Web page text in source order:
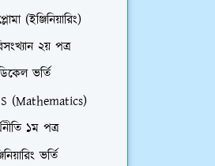
(ইঞ্জিনিয়ারিং)
২য় পত্র
ভর্তি
(Mathematics)
১ম পত্র
ভর্তি